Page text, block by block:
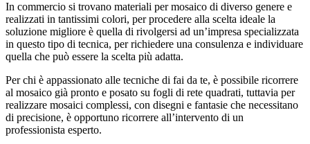
In commercio si trovano materiali per mosaico di diverso genere e
realizzati in tantissimi colori, per procedere alla scelta ideale la
soluzione migliore è quella di rivolgersi ad un’impresa specializzata
in questo tipo di tecnica, per richiedere una consulenza e individuare
quella che può essere la scelta più adatta.
Per chi è appassionato alle tecniche di fai da te, è possibile ricorrere
al mosaico già pronto e posato su fogli di rete quadrati, tuttavia per
realizzare mosaici complessi, con disegni e fantasie che necessitano
di precisione, è opportuno ricorrere all’intervento di un
professionista esperto.